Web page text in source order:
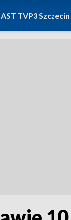
TVP3 Szczecin